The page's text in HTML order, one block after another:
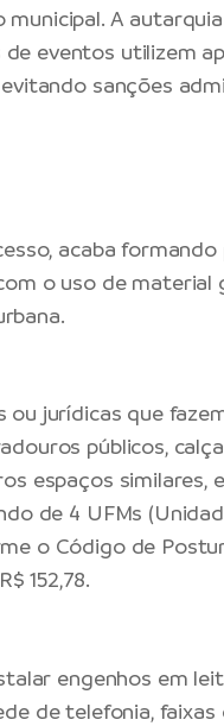
A
eventos utilizem
sanções
acaba
o uso de material
ou jurídicas que
públicos,
espaços similares,
de 4 UFMs
o Código de
152,78.
engenhos em
de telefonia,